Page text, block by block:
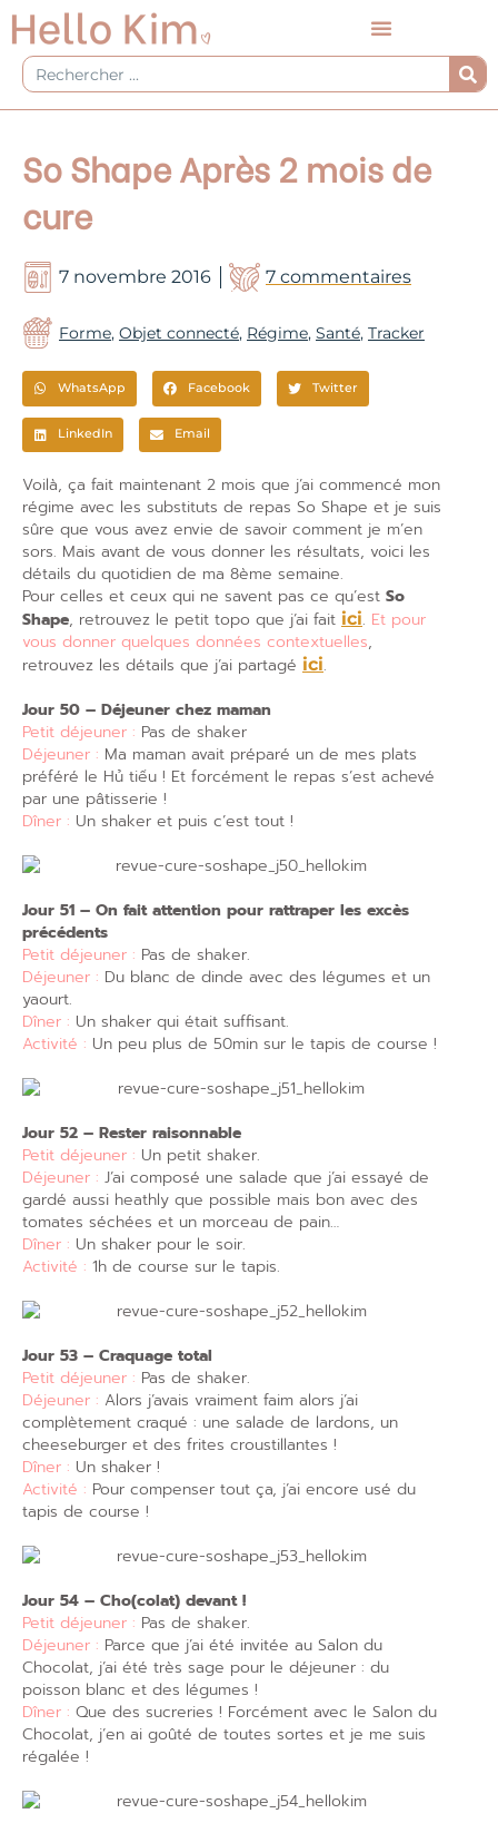
Aller
au
contenu
Rechercher
So Shape Après 2 mois de
cure
7 novembre 2016 7 commentaires
Forme, Objet connecté, Régime, Santé, Tracker
WhatsApp Facebook Twitter
LinkedIn Email
Voilà, ça fait maintenant 2 mois que j’ai commencé mon
régime avec les substituts de repas So Shape et je suis
sûre que vous avez envie de savoir comment je m’en
sors. Mais avant de vous donner les résultats, voici les
détails du quotidien de ma 8ème semaine.
Pour celles et ceux qui ne savent pas ce qu’est So
Shape, retrouvez le petit topo que j’ai fait ici. Et pour
vous donner quelques données contextuelles,
retrouvez les détails que j’ai partagé ici.
Jour 50 – Déjeuner chez maman
Petit déjeuner : Pas de shaker
Déjeuner : Ma maman avait préparé un de mes plats
préféré le Hủ tiếu ! Et forcément le repas s’est achevé
par une pâtisserie !
Dîner : Un shaker et puis c’est tout !
Jour 51 – On fait attention pour rattraper les excès
précédents
Petit déjeuner : Pas de shaker.
Déjeuner : Du blanc de dinde avec des légumes et un
yaourt.
Dîner : Un shaker qui était suffisant.
Activité : Un peu plus de 50min sur le tapis de course !
Jour 52 – Rester raisonnable
Petit déjeuner : Un petit shaker.
Déjeuner : J’ai composé une salade que j’ai essayé de
gardé aussi heathly que possible mais bon avec des
tomates séchées et un morceau de pain…
Dîner : Un shaker pour le soir.
Activité : 1h de course sur le tapis.
Jour 53 – Craquage total
Petit déjeuner : Pas de shaker.
Déjeuner : Alors j’avais vraiment faim alors j’ai
complètement craqué : une salade de lardons, un
cheeseburger et des frites croustillantes !
Dîner : Un shaker !
Activité : Pour compenser tout ça, j’ai encore usé du
tapis de course !
Jour 54 – Cho(colat) devant !
Petit déjeuner : Pas de shaker.
Déjeuner : Parce que j’ai été invitée au Salon du
Chocolat, j’ai été très sage pour le déjeuner : du
poisson blanc et des légumes !
Dîner : Que des sucreries ! Forcément avec le Salon du
Chocolat, j’en ai goûté de toutes sortes et je me suis
régalée !